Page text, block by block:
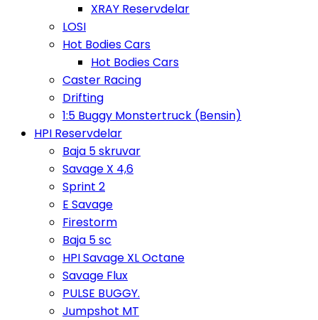
XRAY Reservdelar
LOSI
Hot Bodies Cars
Hot Bodies Cars
Caster Racing
Drifting
1:5 Buggy Monstertruck (Bensin)
HPI Reservdelar
Baja 5 skruvar
Savage X 4,6
Sprint 2
E Savage
Firestorm
Baja 5 sc
HPI Savage XL Octane
Savage Flux
PULSE BUGGY.
Jumpshot MT